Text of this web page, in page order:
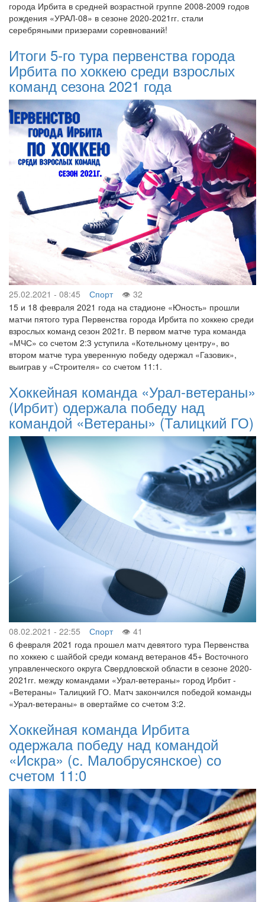
города Ирбита в средней возрастной группе 2008-2009 годов
рождения «УРАЛ-08» в сезоне 2020-2021гг. стали
серебряными призерами соревнований!
Итоги 5-го тура первенства города
Ирбита по хоккею среди взрослых
команд сезона 2021 года
25.02.2021 - 08:45 Спорт
32
15 и 18 февраля 2021 года на стадионе «Юность» прошли
матчи пятого тура Первенства города Ирбита по хоккею среди
взрослых команд сезон 2021г. В первом матче тура команда
«МЧС» со счетом 2:3 уступила «Котельному центру», во
втором матче тура уверенную победу одержал «Газовик»,
выиграв у «Строителя» со счетом 11:1.
Хоккейная команда «Урал-ветераны»
(Ирбит) одержала победу над
командой «Ветераны» (Талицкий ГО)
08.02.2021 - 22:55 Спорт
41
6 февраля 2021 года прошел матч девятого тура Первенства
по хоккею с шайбой среди команд ветеранов 45+ Восточного
управленческого округа Свердловской области в сезоне 2020-
2021гг. между командами «Урал-ветераны» город Ирбит -
«Ветераны» Талицкий ГО. Матч закончился победой команды
«Урал-ветераны» в овертайме со счетом 3:2.
Хоккейная команда Ирбита
одержала победу над командой
«Искра» (с. Малобрусянское) со
счетом 11:0